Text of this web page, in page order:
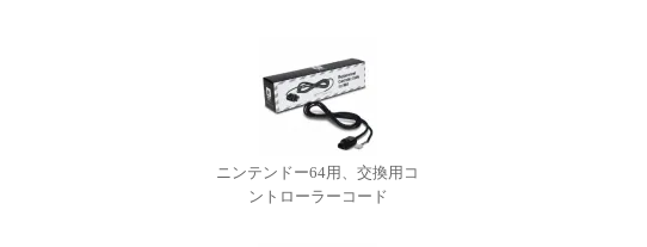
ニンテンドー64用、交換用コ
ントローラーコード